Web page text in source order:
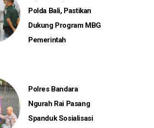
Polda Bali, Pastikan
Dukung Program MBG
Pemerintah
Polres Bandara
Ngurah Rai Pasang
Spanduk Sosialisasi